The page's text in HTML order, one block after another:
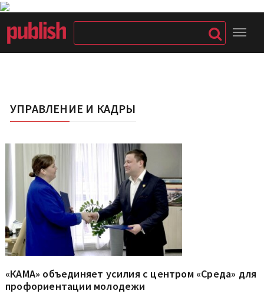
УПРАВЛЕНИЕ И КАДРЫ
«КАМА» объединяет усилия с центром «Среда» для
профориентации молодежи